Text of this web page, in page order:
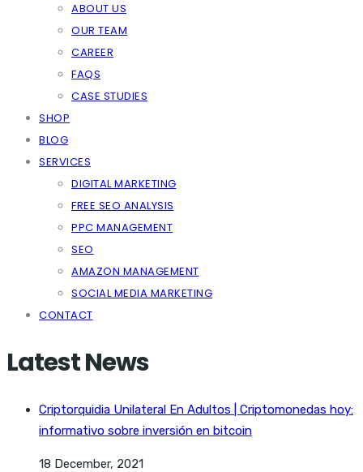
ABOUT US
OUR TEAM
CAREER
FAQS
CASE STUDIES
SHOP
BLOG
SERVICES
DIGITAL MARKETING
FREE SEO ANALYSIS
PPC MANAGEMENT
SEO
AMAZON MANAGEMENT
SOCIAL MEDIA MARKETING
CONTACT
Latest News
Criptorquidia Unilateral En Adultos | Criptomonedas hoy:
informativo sobre inversión en bitcoin
18 December, 2021